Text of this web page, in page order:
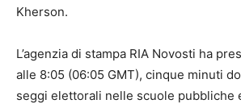
Kherson.
L’agenzia di stampa RIA Novosti ha
alle 8:05 (06:05 GMT), cinque minuti
seggi elettorali nelle scuole pubbliche